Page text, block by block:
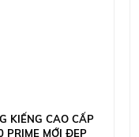
KIẾNG CAO CẤP